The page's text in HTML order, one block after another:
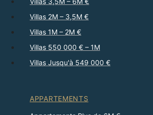
Villas 2M – 3,5M €
Villas 1M – 2M €
Villas 550 000 € – 1M
Villas Jusqu'à 549 000 €
APPARTEMENTS